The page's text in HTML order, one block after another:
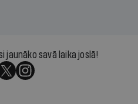
jaunāko savā laika joslā!